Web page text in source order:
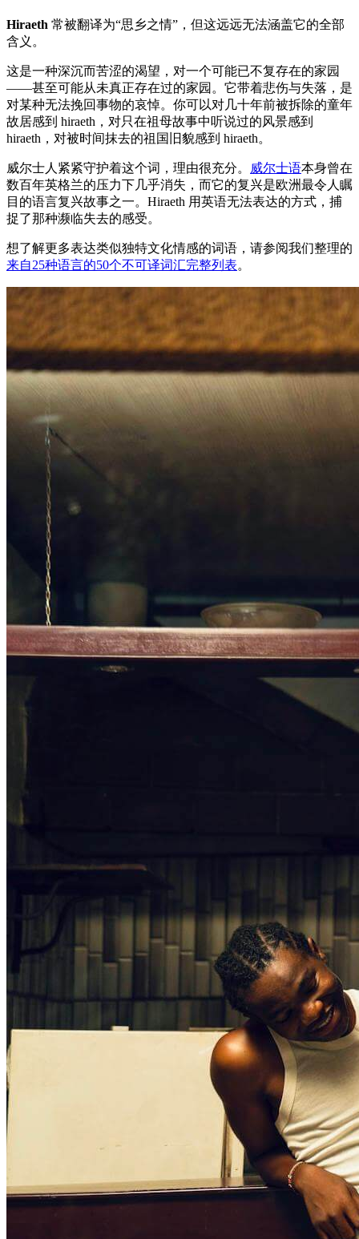
Hiraeth 常被翻译为“思乡之情”，但这远远无法涵盖它的全部
含义。
这是一种深沉而苦涩的渴望，对一个可能已不复存在的家园
——甚至可能从未真正存在过的家园。它带着悲伤与失落，是
对某种无法挽回事物的哀悼。你可以对几十年前被拆除的童年
故居感到 hiraeth，对只在祖母故事中听说过的风景感到
hiraeth，对被时间抹去的祖国旧貌感到 hiraeth。
威尔士人紧紧守护着这个词，理由很充分。 威尔士语本身曾在
数百年英格兰的压力下几乎消失，而它的复兴是欧洲最令人瞩
目的语言复兴故事之一。Hiraeth 用英语无法表达的方式，捕
捉了那种濒临失去的感受。
想了解更多表达类似独特文化情感的词语，请参阅我们整理的
来自25种语言的50个不可译词汇完整列表。